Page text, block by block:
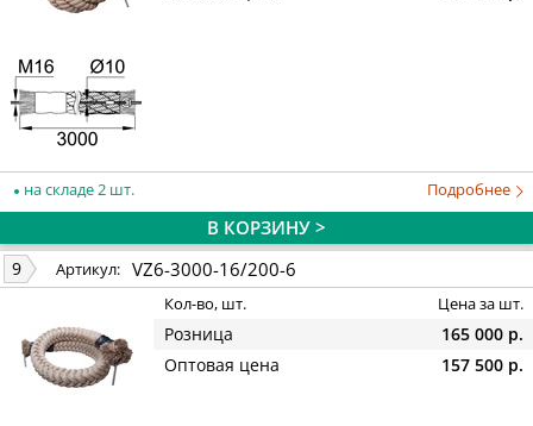
на складе 2 шт. Подробнее
В КОРЗИНУ >
9 Артикул: VZ6-3000-16/200-6
Кол-во, шт. Цена за шт.
Розница
165 000 р.
Оптовая цена
157 500 р.